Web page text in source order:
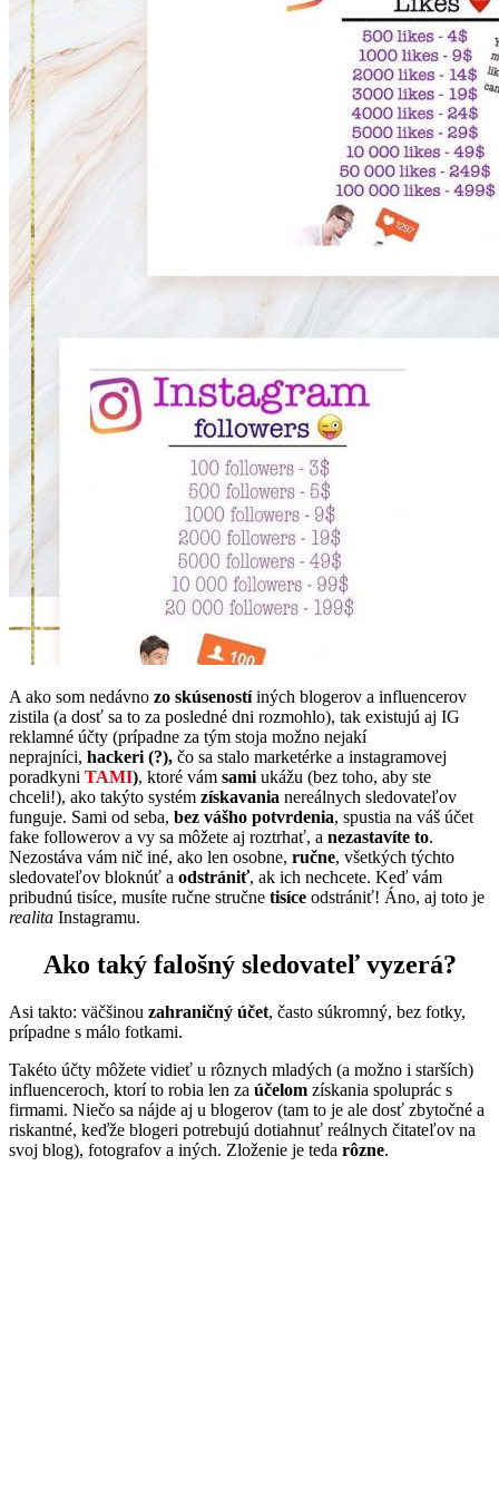
A ako som nedávno zo skúsenostíiných blogerov a influencerov
zistila (a dosť sa to za posledné dni rozmohlo), tak existujú aj IG
reklamné účty (prípadne za tým stoja možno nejakí
neprajníci, hackeri (?), čo sa stalo marketérke a instagramovej
poradkyni TAMI), ktoré vám sami ukážu (bez toho, aby ste
chceli!), ako takýto systém získavania nereálnych sledovateľov
funguje. Sami od seba, bez vášho potvrdenia, spustia na váš účet
fake followerov a vy sa môžete aj roztrhať, a nezastavíte to.
Nezostáva vám nič iné, ako len osobne, ručne, všetkých týchto
sledovateľov bloknúť a odstrániť, ak ich nechcete. Keď vám
pribudnú tisíce, musíte ručne stručne tisíce odstrániť! Áno, aj toto je
realita Instagramu.
Ako taký falošný sledovateľ vyzerá?
Asi takto: väčšinou zahraničný účet, často súkromný, bez fotky,
prípadne s málo fotkami.
Takéto účty môžete vidieť u rôznych mladých (a možno i starších)
influenceroch, ktorí to robia len za účelom získania spoluprác s
firmami. Niečo sa nájde aj u blogerov (tam to je ale dosť zbytočné a
riskantné, keďže blogeri potrebujú dotiahnuť reálnych čitateľov na
svoj blog), fotografov a iných. Zloženie je teda rôzne.